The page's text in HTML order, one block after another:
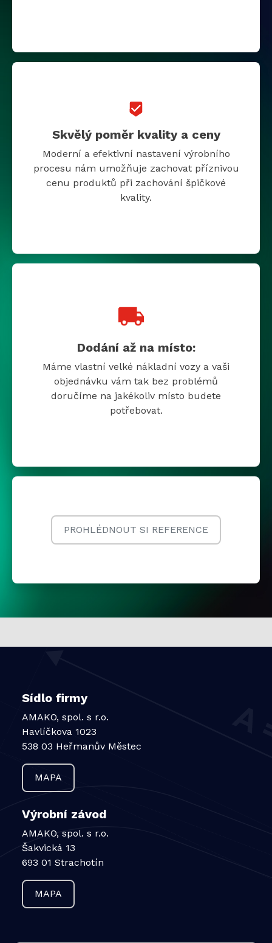
Skvělý poměr kvality a ceny
Moderní a efektivní nastavení výrobního
procesu nám umožňuje zachovat příznivou
cenu produktů při zachování špičkové
kvality.
Dodání až na místo:
Máme vlastní velké nákladní vozy a vaši
objednávku vám tak bez problémů
doručíme na jakékoliv místo budete
potřebovat.
PROHLÉDNOUT SI REFERENCE
Sídlo firmy
AMAKO, spol. s r.o.
Havlíčkova 1023
538 03 Heřmanův Městec
MAPA
Výrobní závod
AMAKO, spol. s r.o.
Šakvická 13
693 01 Strachotín
MAPA